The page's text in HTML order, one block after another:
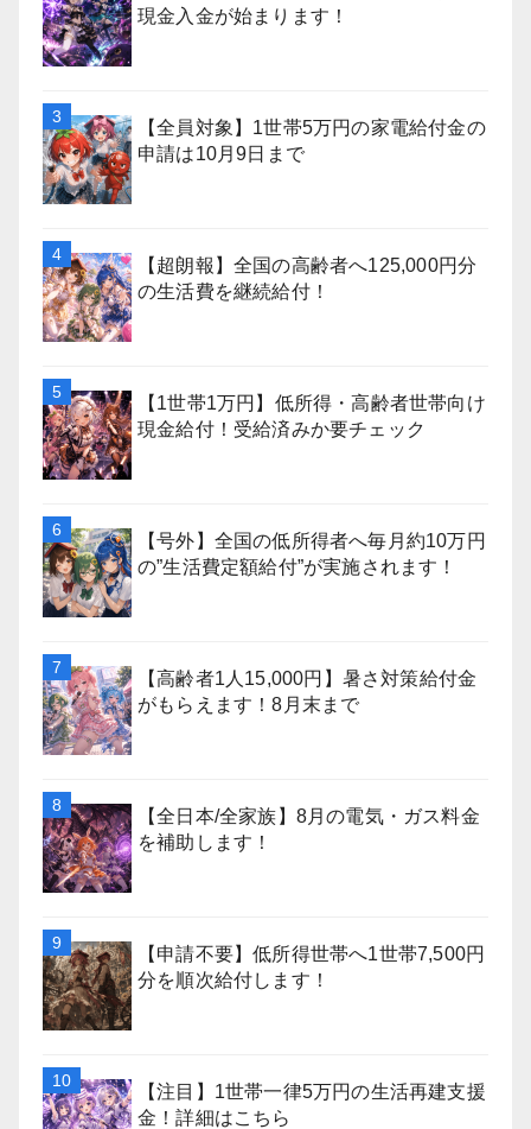
現金入金が始まります！
【全員対象】1世帯5万円の家電給付金の
申請は10月9日まで
【超朗報】全国の高齢者へ125,000円分
の生活費を継続給付！
【1世帯1万円】低所得・高齢者世帯向け
現金給付！受給済みか要チェック
【号外】全国の低所得者へ毎月約10万円
の”生活費定額給付”が実施されます！
【高齢者1人15,000円】暑さ対策給付金
がもらえます！8月末まで
【全日本/全家族】8月の電気・ガス料金
を補助します！
【申請不要】低所得世帯へ1世帯7,500円
分を順次給付します！
【注目】1世帯一律5万円の生活再建支援
金！詳細はこちら